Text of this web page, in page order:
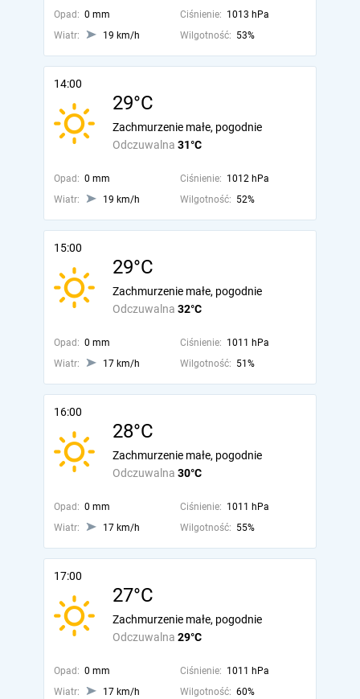
Opad: 0 mm Ciśnienie: 1013 hPa
Wiatr:
19 km/h Wilgotność: 53%
14:00
29°C
Odczuwalna 31°C
Zachmurzenie małe, pogodnie
Opad: 0 mm Ciśnienie: 1012 hPa
Wiatr:
19 km/h Wilgotność: 52%
15:00
29°C
Odczuwalna 32°C
Zachmurzenie małe, pogodnie
Opad: 0 mm Ciśnienie: 1011 hPa
Wiatr:
17 km/h Wilgotność: 51%
16:00
28°C
Odczuwalna 30°C
Zachmurzenie małe, pogodnie
Opad: 0 mm Ciśnienie: 1011 hPa
Wiatr:
17 km/h Wilgotność: 55%
17:00
27°C
Odczuwalna 29°C
Zachmurzenie małe, pogodnie
Opad: 0 mm Ciśnienie: 1011 hPa
Wiatr:
17 km/h Wilgotność: 60%